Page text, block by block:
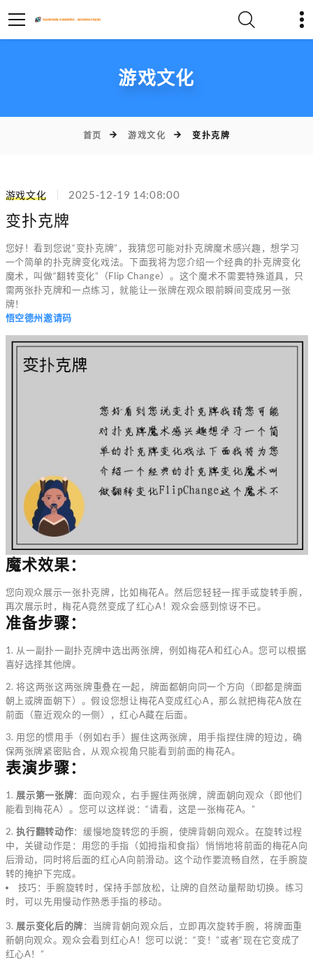
游戏文化
首页 游戏文化 变扑克牌
游戏文化 2025-12-19 14:08:00
变扑克牌
您好！看到您说“变扑克牌”，我猜您可能对扑克牌魔术感兴趣，想学习
一个简单的扑克牌变化戏法。下面我将为您介绍一个经典的扑克牌变化
魔术，叫做“翻转变化”（Flip Change）。这个魔术不需要特殊道具，只
需两张扑克牌和一点练习，就能让一张牌在观众眼前瞬间变成另一张
牌！
悟空德州邀请码
魔术效果：
您向观众展示一张扑克牌，比如梅花A。然后您轻轻一挥手或旋转手腕，
再次展示时，梅花A竟然变成了红心A！观众会感到惊讶不已。
准备步骤：
1. 从一副扑一副扑克牌中选出两张牌，例如梅花A和红心A。您可以根据
喜好选择其他牌。
2. 将这两张这两张牌重叠在一起，牌面都朝向同一个方向（即都是牌面
朝上或牌面朝下）。假设您想让梅花A变成红心A，那么就把梅花A放在
前面（靠近观众的一侧），红心A藏在后面。
3. 用您的惯用手（例如右手）握住这两张牌，用手指捏住牌的短边，确
保两张牌紧密贴合，从观众视角只能看到前面的梅花A。
表演步骤：
1. 展示第一张牌：面向观众，右手握住两张牌，牌面朝向观众（即他们
能看到梅花A）。您可以这样说：“请看，这是一张梅花A。”
2.执行翻转动作：缓慢地旋转您的手腕，使牌背朝向观众。在旋转过程
中，关键动作是：用您的手指（如拇指和食指）悄悄地将前面的梅花A向
后滑动，同时将后面的红心A向前滑动。这个动作要流畅自然，在手腕旋
转的掩护下完成。
技巧：手腕旋转时，保持手部放松，让牌的自然动量帮助切换。练习
时，可以先用慢动作熟悉手指的移动。
3. 展示变化后的牌：当牌背朝向观众后，立即再次旋转手腕，将牌面重
新朝向观众。观众会看到红心A！您可以说：“变！”或者“现在它变成了
红心A！”